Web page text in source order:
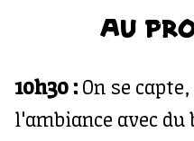
AU
10h30 : On se
l'ambiance avec du